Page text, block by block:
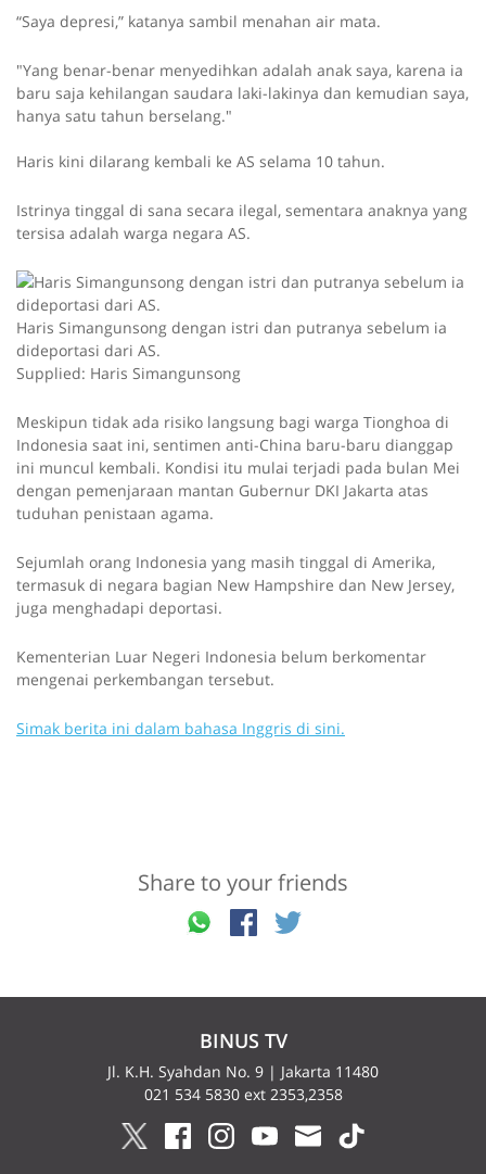
“Saya depresi,” katanya sambil menahan air mata.
"Yang benar-benar menyedihkan adalah anak saya, karena ia
baru saja kehilangan saudara laki-lakinya dan kemudian saya,
hanya satu tahun berselang."
Haris kini dilarang kembali ke AS selama 10 tahun.
Istrinya tinggal di sana secara ilegal, sementara anaknya yang
tersisa adalah warga negara AS.
Haris Simangunsong dengan istri dan putranya sebelum ia
dideportasi dari AS.
Supplied: Haris Simangunsong
Meskipun tidak ada risiko langsung bagi warga Tionghoa di
Indonesia saat ini, sentimen anti-China baru-baru dianggap
ini muncul kembali. Kondisi itu mulai terjadi pada bulan Mei
dengan pemenjaraan mantan Gubernur DKI Jakarta atas
tuduhan penistaan agama.
Sejumlah orang Indonesia yang masih tinggal di Amerika,
termasuk di negara bagian New Hampshire dan New Jersey,
juga menghadapi deportasi.
Kementerian Luar Negeri Indonesia belum berkomentar
mengenai perkembangan tersebut.
Simak berita ini dalam bahasa Inggris di sini.
Share to your friends
BINUS TV
Jl. K.H. Syahdan No. 9 | Jakarta 11480
021 534 5830 ext 2353,2358